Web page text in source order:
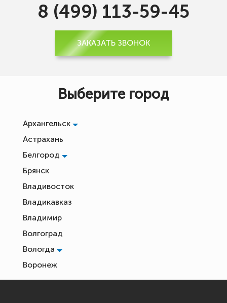
8 (499) 113-59-45
ЗАКАЗАТЬ ЗВОНОК
Выберите город
Архангельск
Астрахань
Белгород
Брянск
Владивосток
Владикавказ
Владимир
Волгоград
Вологда
Воронеж
Екатеринбург